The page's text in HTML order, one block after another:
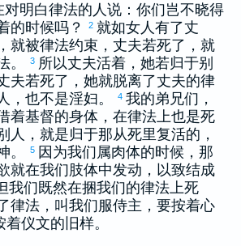
对明白律法的人说：你们岂不晓得
的时候吗？
2 就如女人有了丈
就被律法约束，丈夫若死了，就
。
3 所以丈夫活着，她若归于别
夫若死了，她就脱离了丈夫的律
，也不是淫妇。
4 我的弟兄们，
着基督的身体，在律法上也是死
人，就是归于那从死里复活的，
。
5 因为我们属肉体的时候，那
就在我们肢体中发动，以致结成
我们既然在捆我们的律法上死
律法，叫我们服侍主，要按着心
仪文的旧样。